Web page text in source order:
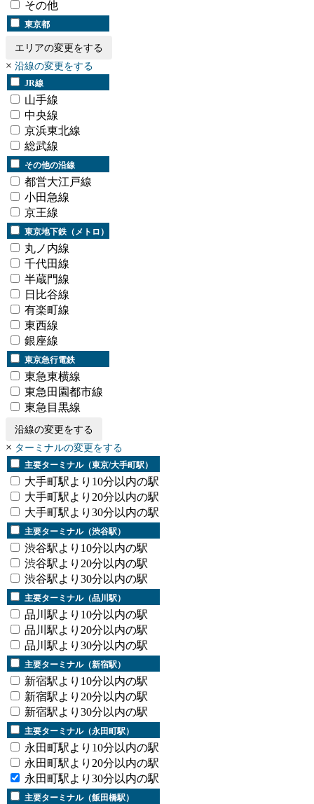
その他
東京都
エリアの変更をする
× 沿線の変更をする
JR線
山手線
中央線
京浜東北線
総武線
その他の沿線
都営大江戸線
小田急線
京王線
東京地下鉄（メトロ）
丸ノ内線
千代田線
半蔵門線
日比谷線
有楽町線
東西線
銀座線
東京急行電鉄
東急東横線
東急田園都市線
東急目黒線
沿線の変更をする
× ターミナルの変更をする
主要ターミナル（東京/大手町駅）
大手町駅より10分以内の駅
大手町駅より20分以内の駅
大手町駅より30分以内の駅
主要ターミナル（渋谷駅）
渋谷駅より10分以内の駅
渋谷駅より20分以内の駅
渋谷駅より30分以内の駅
主要ターミナル（品川駅）
品川駅より10分以内の駅
品川駅より20分以内の駅
品川駅より30分以内の駅
主要ターミナル（新宿駅）
新宿駅より10分以内の駅
新宿駅より20分以内の駅
新宿駅より30分以内の駅
主要ターミナル（永田町駅）
永田町駅より10分以内の駅
永田町駅より20分以内の駅
永田町駅より30分以内の駅
主要ターミナル（飯田橋駅）